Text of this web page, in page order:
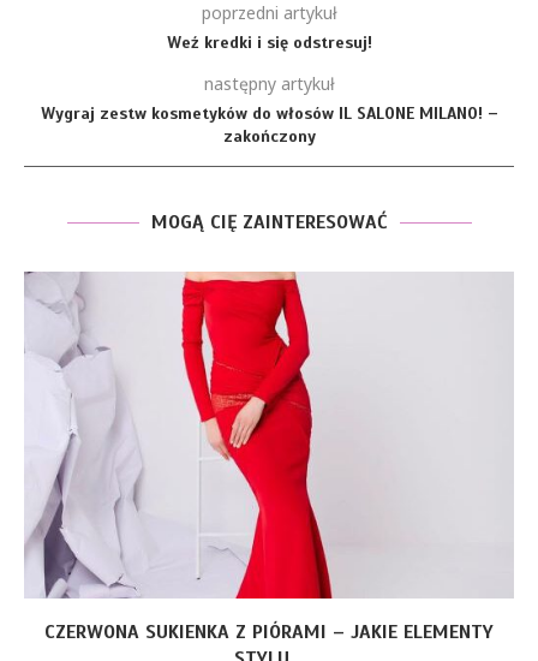
poprzedni artykuł
Weź kredki i się odstresuj!
następny artykuł
Wygraj zestw kosmetyków do włosów IL SALONE MILANO! –
zakończony
MOGĄ CIĘ ZAINTERESOWAĆ
CZERWONA SUKIENKA Z PIÓRAMI – JAKIE ELEMENTY